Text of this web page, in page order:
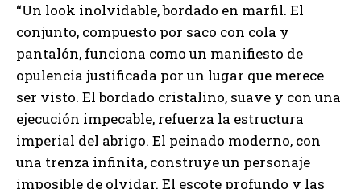
“Un look inolvidable, bordado en marfil. El
conjunto, compuesto por saco con cola y
pantalón, funciona como un manifiesto de
opulencia justificada por un lugar que merece
ser visto. El bordado cristalino, suave y con una
ejecución impecable, refuerza la estructura
imperial del abrigo. El peinado moderno, con
una trenza infinita, construye un personaje
imposible de olvidar. El escote profundo y las